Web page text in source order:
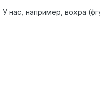
нас, например, вохра